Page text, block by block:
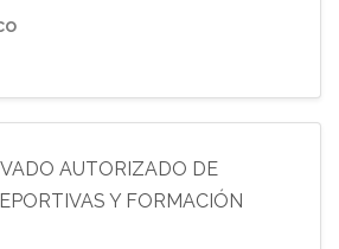
AUTORIZADO DE
Y FORMACIÓN